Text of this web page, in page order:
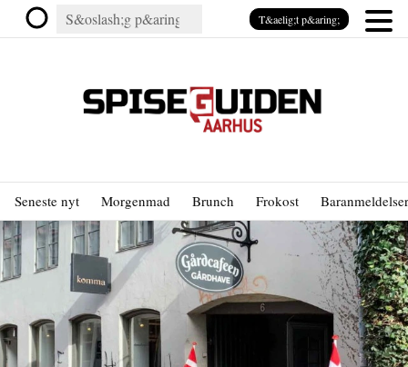
Seneste nyt Morgenmad Brunch Frokost Baranmeldelser
T&aelig;t p&aring;